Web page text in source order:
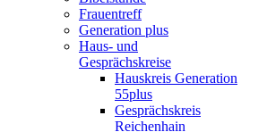
Frauentreff
Generation plus
Haus- und
Gesprächskreise
Hauskreis Generation
55plus
Gesprächskreis
Reichenhain